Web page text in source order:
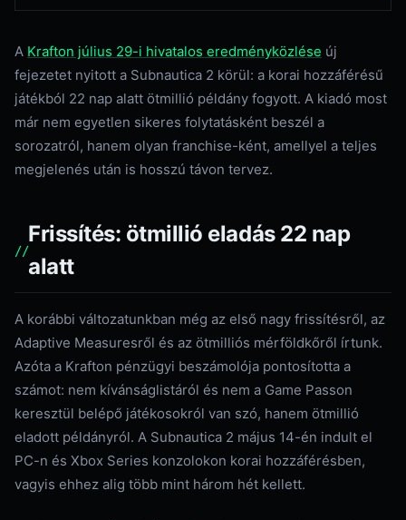
A Krafton július 29-i hivatalos eredményközlése új
fejezetet nyitott a Subnautica 2 körül: a korai hozzáférésű
játékból 22 nap alatt ötmillió példány fogyott. A kiadó most
már nem egyetlen sikeres folytatásként beszél a
sorozatról, hanem olyan franchise-ként, amellyel a teljes
megjelenés után is hosszú távon tervez.
Frissítés: ötmillió eladás 22 nap
alatt
A korábbi változatunkban még az első nagy frissítésről, az
Adaptive Measuresről és az ötmilliós mérföldkőről írtunk.
Azóta a Krafton pénzügyi beszámolója pontosította a
számot: nem kívánságlistáról és nem a Game Passon
keresztül belépő játékosokról van szó, hanem ötmillió
eladott példányról. A Subnautica 2 május 14-én indult el
PC-n és Xbox Series konzolokon korai hozzáférésben,
vagyis ehhez alig több mint három hét kellett.